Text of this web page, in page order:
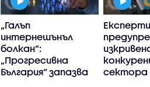
„Галъп
интернешънъл
болкан“:
„Прогресивна
България“ запазва
Експерти
сектора